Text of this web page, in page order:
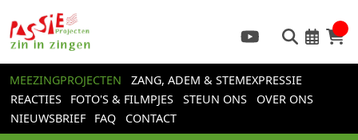
MEEZINGPROJECTEN
ZANG, ADEM & STEMEXPRESSIE
REACTIES
FOTO'S & FILMPJES STEUN ONS
OVER ONS
NIEUWSBRIEF
FAQ CONTACT